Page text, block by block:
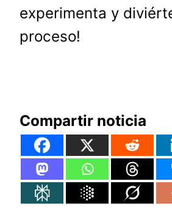
experimenta y
proceso!
Compartir noticia